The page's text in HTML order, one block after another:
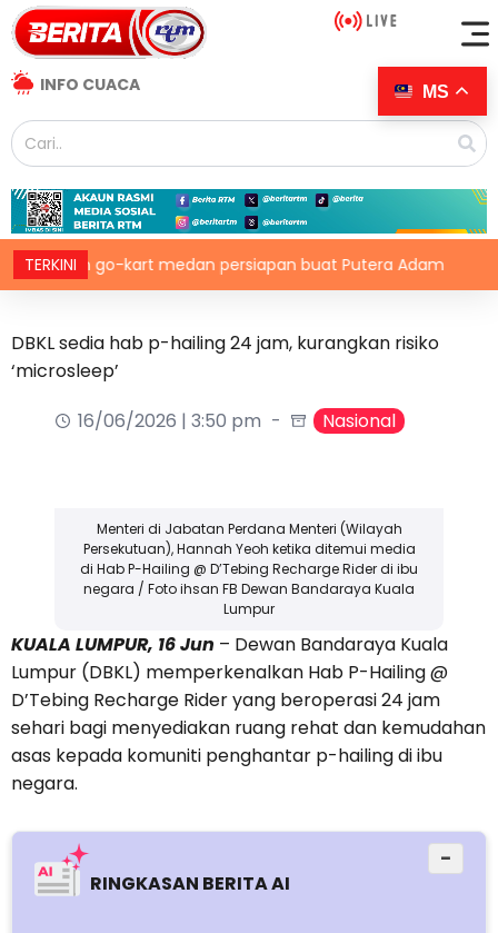
INFO CUACA
TERKINI
go-kart medan persiapan buat Putera Adam
DBKL sedia hab p-hailing 24 jam, kurangkan risiko
‘microsleep’
16/06/2026 | 3:50 pm
Nasional
Menteri di Jabatan Perdana Menteri (Wilayah
Persekutuan), Hannah Yeoh ketika ditemui media
di Hab P-Hailing @ D’Tebing Recharge Rider di ibu
negara / Foto ihsan FB Dewan Bandaraya Kuala
Lumpur
KUALA LUMPUR, 16 Jun – Dewan Bandaraya Kuala
Lumpur (DBKL) memperkenalkan Hab P-Hailing @
D’Tebing Recharge Rider yang beroperasi 24 jam
sehari bagi menyediakan ruang rehat dan kemudahan
asas kepada komuniti penghantar p-hailing di ibu
negara.
RINGKASAN BERITA AI
−
MS